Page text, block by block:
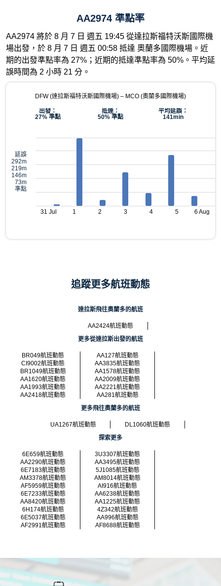
AA2974 準點率
AA2974 將於 8 月 7 日 週五 19:45 從達拉斯福特沃斯國際機
場出發，於 8 月 7 日 週五 00:58 抵達 奧蘭多國際機場。近
期的出發準點率為 27%；近期的抵達準點率為 50%。平均延
誤時間為 2 小時 21 分。
DFW (達拉斯福特沃斯國際機場) – MCO (奧蘭多國際機場)
出發：
27% 準點
抵達：
50% 準點
平均延誤：
141min
延誤
292m
219m
146m
73m
準點
31 Jul 1 2 3 4 5 6 Aug
追蹤更多航班動態
達拉斯飛往奧蘭多的航班
AA2424航班動態
更多從達拉斯出發的航班
BR049航班動態
AA127航班動態
CI9002航班動態
AA3835航班動態
BR1049航班動態
AA1578航班動態
AA1620航班動態
AA2009航班動態
AA1993航班動態
AA2221航班動態
AA2418航班動態
AA281航班動態
更多飛往奧蘭多的航班
UA1267航班動態
DL1060航班動態
探索更多
6E659航班動態
3U3307航班動態
AA2290航班動態
AA3495航班動態
6E7183航班動態
5J1085航班動態
AM3378航班動態
AM8014航班動態
AF5959航班動態
AI916航班動態
6E7233航班動態
AA6238航班動態
AA8420航班動態
AA1225航班動態
6H174航班動態
4Z342航班動態
6E5037航班動態
AA996航班動態
AF2991航班動態
AF8688航班動態